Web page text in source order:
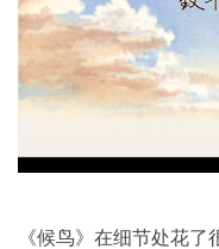
《候鸟》在细节处花